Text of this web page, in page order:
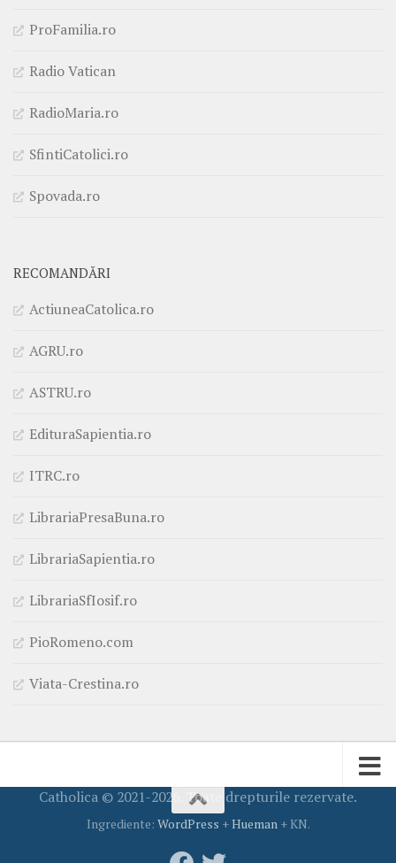
ProFamilia.ro
Radio Vatican
RadioMaria.ro
SfintiCatolici.ro
Spovada.ro
RECOMANDĂRI
ActiuneaCatolica.ro
AGRU.ro
ASTRU.ro
EdituraSapientia.ro
ITRC.ro
LibrariaPresaBuna.ro
LibrariaSapientia.ro
LibrariaSfIosif.ro
PioRomeno.com
Viata-Crestina.ro
Catholica © 2021-2026. Toate drepturile rezervate.
Ingrediente: WordPress +Hueman+ KN.